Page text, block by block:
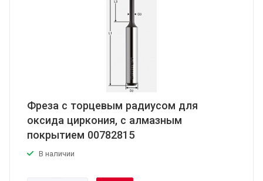
Фреза с торцевым радиусом для
оксида циркония, с алмазным
покрытием 00782815
В наличии